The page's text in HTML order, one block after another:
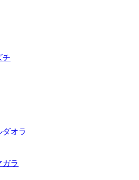
チ
オラ
ガラ